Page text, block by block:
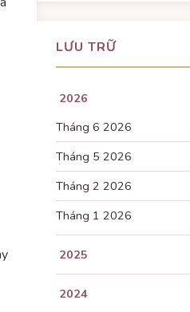
LƯU TRỮ
2026
Tháng 6 2026
Tháng 5 2026
Tháng 2 2026
Tháng 1 2026
2025
2024